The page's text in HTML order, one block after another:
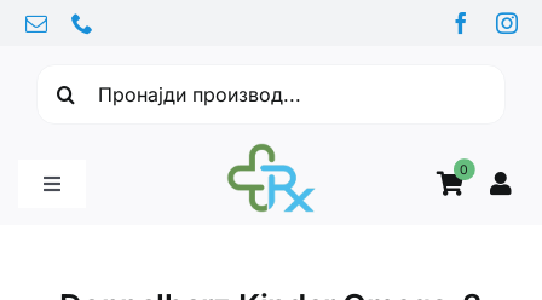
Skip
content
0
Toggle